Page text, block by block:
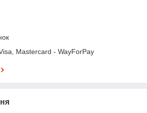
Mastercard - WayForPay